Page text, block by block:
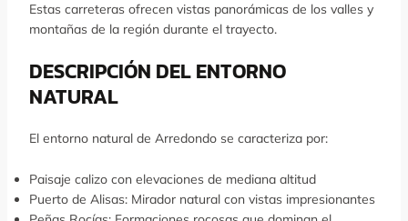
Estas carreteras ofrecen vistas panorámicas de los valles y
montañas de la región durante el trayecto.
DESCRIPCIÓN DEL ENTORNO
NATURAL
El entorno natural de Arredondo se caracteriza por:
Paisaje calizo con elevaciones de mediana altitud
Puerto de Alisas: Mirador natural con vistas impresionantes